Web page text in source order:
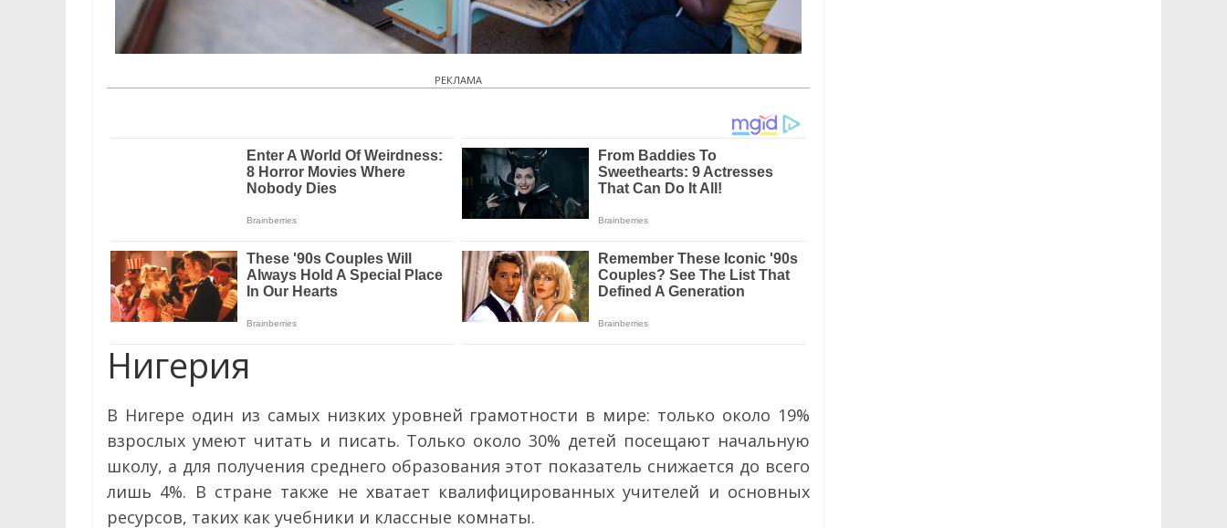
РЕКЛАМА
Нигерия
В Нигере один из самых низких уровней грамотности в мире: только около 19%
взрослых умеют читать и писать. Только около 30% детей посещают начальную
школу, а для получения среднего образования этот показатель снижается до всего
лишь 4%. В стране также не хватает квалифицированных учителей и основных
ресурсов, таких как учебники и классные комнаты.